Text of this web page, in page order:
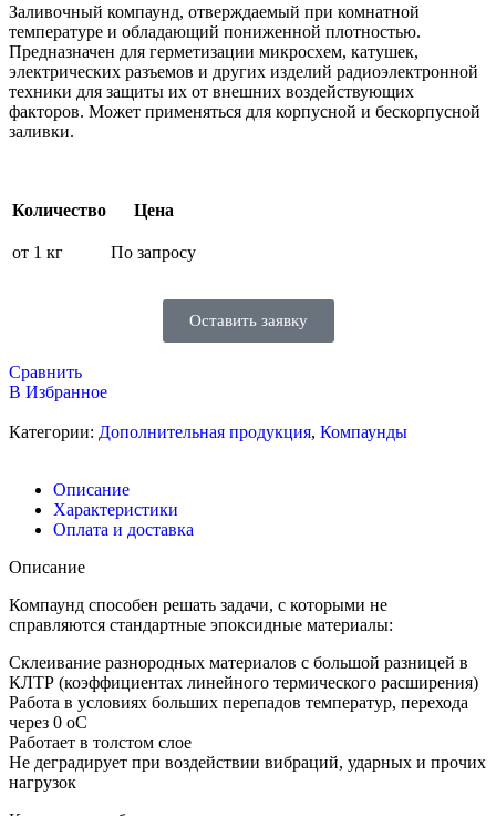
Заливочный компаунд, отверждаемый при комнатной
температуре и обладающий пониженной плотностью.
Предназначен для герметизации микросхем, катушек,
электрических разъемов и других изделий радиоэлектронной
техники для защиты их от внешних воздействующих
факторов. Может применяться для корпусной и бескорпусной
заливки.
Количество Цена
от 1 кг По запросу
Оставить заявку
Сравнить
В Избранное
Категории: Дополнительная продукция, Компаунды
Описание
Характеристики
Оплата и доставка
Описание
Компаунд способен решать задачи, с которыми не
справляются стандартные эпоксидные материалы:
Склеивание разнородных материалов с большой разницей в
КЛТР (коэффициентах линейного термического расширения)
Работа в условиях больших перепадов температур, перехода
через 0 oC
Работает в толстом слое
Не деградирует при воздействии вибраций, ударных и прочих
нагрузок